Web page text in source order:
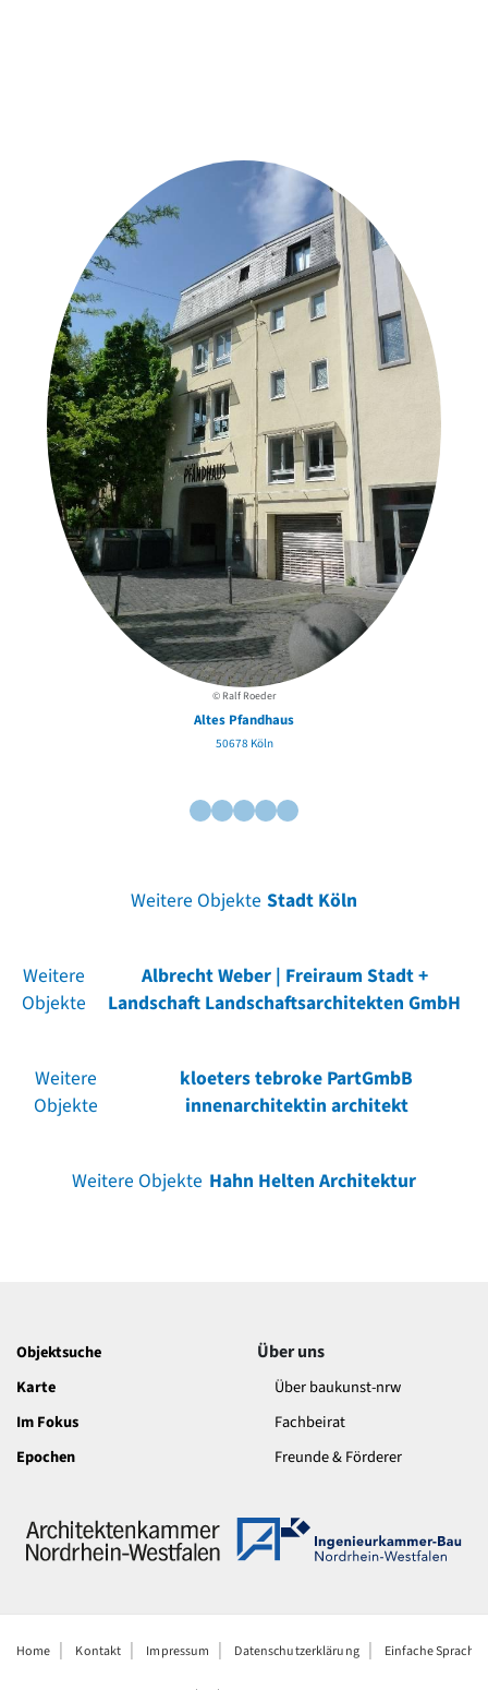
© Ralf Roeder
Altes Pfandhaus
50678 Köln
Weitere Objekte Stadt Köln
Weitere
Objekte
Albrecht Weber | Freiraum Stadt +
Landschaft Landschaftsarchitekten GmbH
Weitere
Objekte
kloeters tebroke PartGmbB
innenarchitektin architekt
Weitere Objekte Hahn Helten Architektur
Objektsuche
Karte
Im Fokus
Epochen
Über uns
Über baukunst-nrw
Fachbeirat
Freunde & Förderer
Home Kontakt Impressum Datenschutzerklärung Einfache Sprache